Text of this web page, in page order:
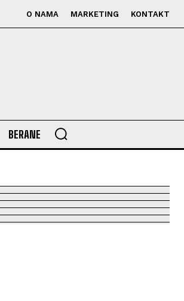
O NAMA MARKETING KONTAKT
BERANE